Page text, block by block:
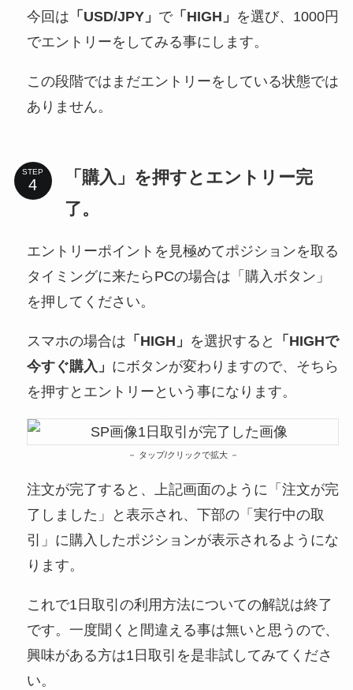
今回は 「USD/JPY」 で「HIGH」 を選び、1000円
でエントリーをしてみる事にします。
この段階ではまだエントリーをしている状態では
ありません。
STEP
「購入」を押すとエントリー完
了。
エントリーポイントを見極めてポジションを取る
タイミングに来たらPCの場合は「購入ボタン」
を押してください。
スマホの場合は 「HIGH」 を選択すると
「HIGHで
今すぐ購入」 にボタンが変わりますので、そちら
を押すとエントリーという事になります。
タップ/クリックで拡大
注文が完了すると、上記画面のように「注文が完
了しました」と表示され、下部の「実行中の取
引」に購入したポジションが表示されるようにな
ります。
これで1日取引の利用方法についての解説は終了
です。一度聞くと間違える事は無いと思うので、
興味がある方は1日取引を是非試してみてくださ
い。